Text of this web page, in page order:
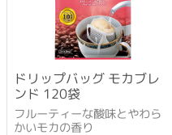
ドリップバッグ モカブレ
ンド 120袋
フルーティーな酸味とやわら
かいモカの香り